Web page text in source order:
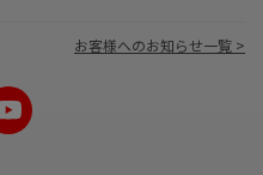
お客様へのお知らせ一覧 >